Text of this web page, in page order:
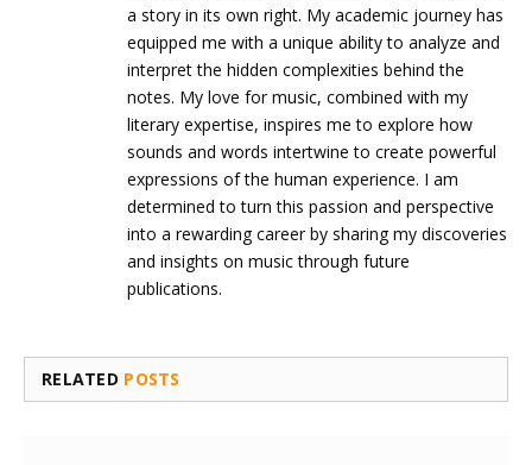
a story in its own right. My academic journey has
equipped me with a unique ability to analyze and
interpret the hidden complexities behind the
notes. My love for music, combined with my
literary expertise, inspires me to explore how
sounds and words intertwine to create powerful
expressions of the human experience. I am
determined to turn this passion and perspective
into a rewarding career by sharing my discoveries
and insights on music through future
publications.
RELATED POSTS